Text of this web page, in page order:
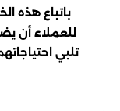
باتباع هذه
للعملاء أن
تلبي